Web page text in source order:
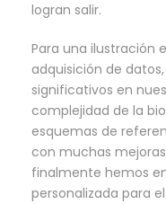
logran salir.
Para una ilustración
adquisición de
significativos en
complejidad de la
esquemas de
con muchas
finalmente hemos
personalizada para